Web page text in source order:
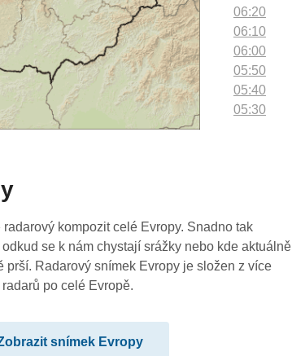
06:20
06:10
06:00
05:50
05:40
05:30
04:30
04:20
04:10
radarový kompozit celé Evropy. Snadno tak
odkud se k nám chystají srážky nebo kde aktuálně
prší. Radarový snímek Evropy je složen z více
po celé Evropě.
snímek Evropy